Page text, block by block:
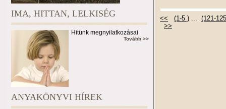
<< (1-5 ) ... (121-
>>
IMA, HITTAN, LELKISÉG
Hitünk megnyilatkozásai
Tovább >>
ANYAKÖNYVI HÍREK